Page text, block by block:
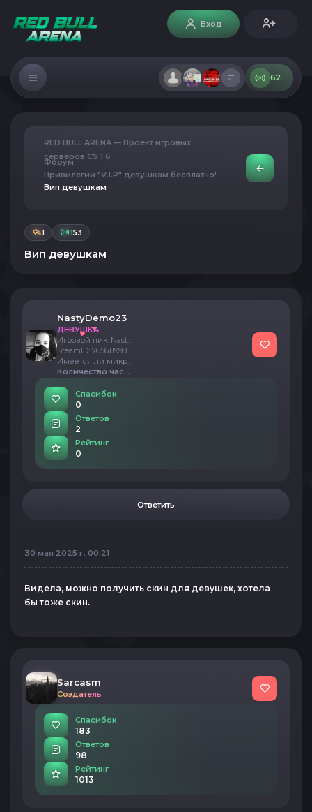
Вход
62
RED BULL ARENA — Проект игровых
серверов CS 1.6
Форум
Привилегии "V.I.P" девушкам бесплатно!
Вип девушкам
1 153
Вип девушкам
NastyDemo23
ДЕВУШКА
Игровой ник: NastyDemoCrush
SteamID: 76561199862586058, STEAM_0:0:951160165
Имеется ли микрофон: Да
Количество часов поведённых на сервере: Четвёртые сутки, около 24 часов в целом
Спасибок
0
Ответов
2
Рейтинг
0
Ответить
30 мая 2025 г, 00:21
Видела, можно получить скин для девушек, хотела
бы тоже скин.
Sarcasm
Создатель
Спасибок
183
Ответов
98
Рейтинг
1013